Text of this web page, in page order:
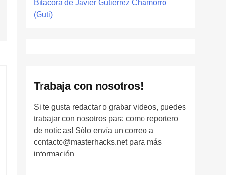
Bitácora de Javier Gutiérrez Chamorro
(Guti)
Trabaja con nosotros!
Si te gusta redactar o grabar videos, puedes
trabajar con nosotros para como reportero
de noticias! Sólo envía un correo a
contacto@masterhacks.net para más
información.